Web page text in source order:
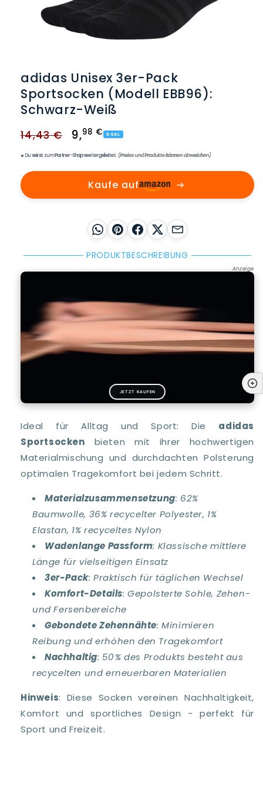
Modal
öffnen
adidas Unisex 3er-Pack
Sportsocken (Modell EBB96):
Schwarz-Weiß
Normaler
Preis
14,43 € Verkaufspreis
9,98 € DEAL
Du wirst zum Partner-Shop weitergeleitet.(Preise und Produkte können abweichen)
Kaufe auf ➜
WhatsApp
Pinterest
Facebook
X E-Mail
PRODUKTBESCHREIBUNG
Anzeige
JETZT KAUFEN
Ideal für Alltag und Sport: Die adidas
Sportsocken bieten mit ihrer hochwertigen
Materialmischung und durchdachten Polsterung
optimalen Tragekomfort bei jedem Schritt.
Materialzusammensetzung: 62%
Baumwolle, 36% recycelter Polyester, 1%
Elastan, 1% recyceltes Nylon
Wadenlange Passform: Klassische mittlere
Länge für vielseitigen Einsatz
3er-Pack: Praktisch für täglichen Wechsel
Komfort-Details: Gepolsterte Sohle, Zehen-
und Fersenbereiche
Gebondete Zehennähte: Minimieren
Reibung und erhöhen den Tragekomfort
Nachhaltig: 50 % des Produkts besteht aus
recycelten und erneuerbaren Materialien
Hinweis: Diese Socken vereinen Nachhaltigkeit,
Komfort und sportliches Design - perfekt für
Sport und Freizeit.